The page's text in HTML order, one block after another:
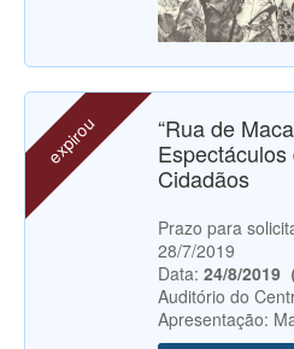
expirou
“Rua de
Cidadãos
Prazo para
28/7/2019
Data: 24/8/2019
Auditório do
Apresentação: